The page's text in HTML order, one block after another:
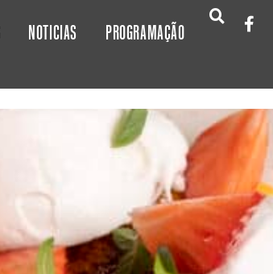
NOTICIAS PROGRAMAÇÃO